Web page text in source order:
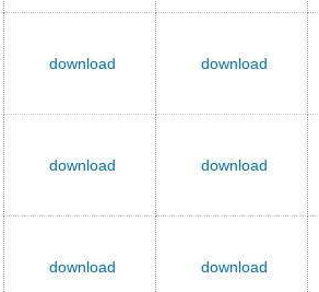
download download
download download
download download